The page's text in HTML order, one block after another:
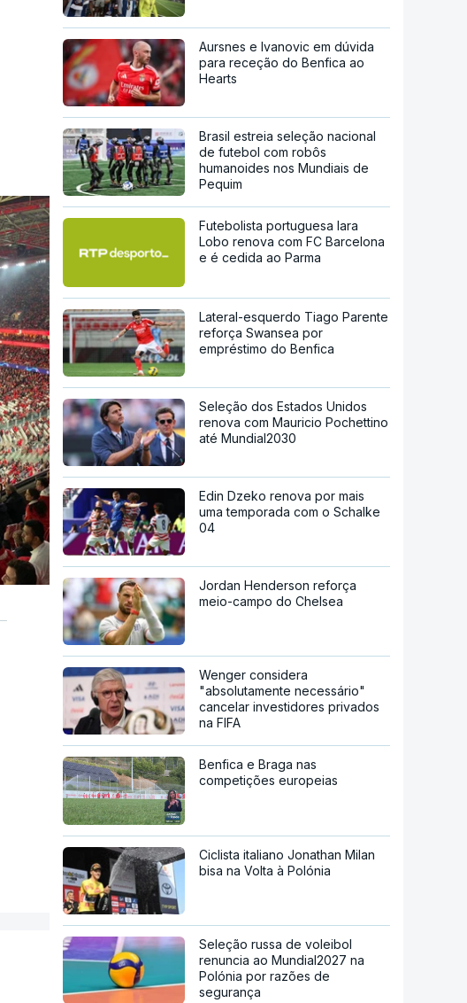
Aursnes e Ivanovic em dúvida
para receção do Benfica ao
Hearts
Brasil estreia seleção nacional
de futebol com robôs
humanoides nos Mundiais de
Pequim
Futebolista portuguesa Iara
Lobo renova com FC Barcelona
e é cedida ao Parma
Lateral-esquerdo Tiago Parente
reforça Swansea por
empréstimo do Benfica
Seleção dos Estados Unidos
renova com Mauricio Pochettino
até Mundial2030
Edin Dzeko renova por mais
uma temporada com o Schalke
04
Jordan Henderson reforça
meio-campo do Chelsea
Wenger considera
"absolutamente necessário"
cancelar investidores privados
na FIFA
Benfica e Braga nas
competições europeias
Ciclista italiano Jonathan Milan
bisa na Volta à Polónia
Seleção russa de voleibol
renuncia ao Mundial2027 na
Polónia por razões de
segurança